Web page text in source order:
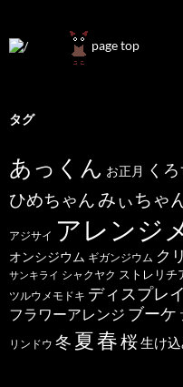
page top
タグ
あっくん お正月 く
ひめちゃんみぃちゃ
アジサイ アレンジ
オンシジウム ギガンジウム ク
サンキライ シャクヤク ストレリチ
ツルウメモドキ ディスプレイ
フラワーアレンジ ブーケ
リンドウ 冬 夏春桜生け